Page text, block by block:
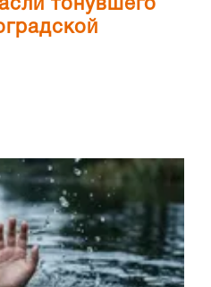
тонувшего